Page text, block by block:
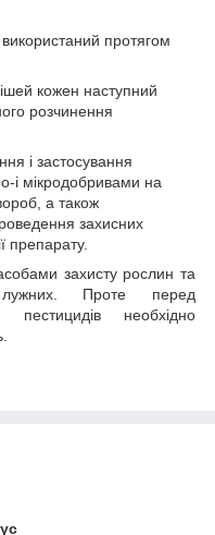
протягом
кожен наступний
розчинення
і застосування
і мікродобривами на
а також
захисних
препарату.
захисту рослин та
Проте перед
пестицидів необхідно